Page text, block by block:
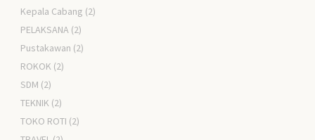
Kepala Cabang (2)
PELAKSANA (2)
Pustakawan (2)
ROKOK (2)
SDM (2)
TEKNIK (2)
TOKO ROTI (2)